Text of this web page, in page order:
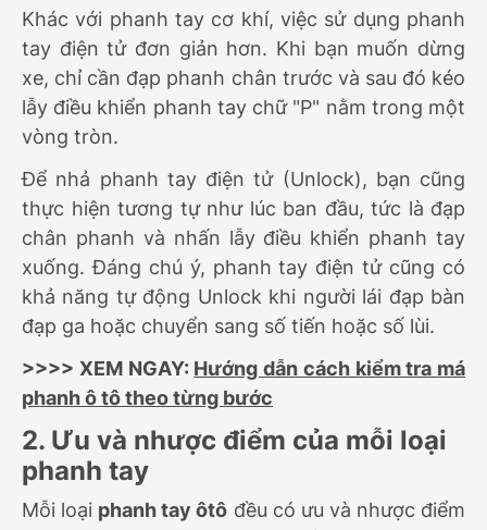
Khác với phanh tay cơ khí, việc sử dụng phanh
tay điện tử đơn giản hơn. Khi bạn muốn dừng
xe, chỉ cần đạp phanh chân trước và sau đó kéo
lẫy điều khiển phanh tay chữ "P" nằm trong một
vòng tròn.
Để nhả phanh tay điện tử (Unlock), bạn cũng
thực hiện tương tự như lúc ban đầu, tức là đạp
chân phanh và nhấn lẫy điều khiển phanh tay
xuống. Đáng chú ý, phanh tay điện tử cũng có
khả năng tự động Unlock khi người lái đạp bàn
đạp ga hoặc chuyển sang số tiến hoặc số lùi.
>>>> XEM NGAY: Hướng dẫn cách kiểm tra má
phanh ô tô theo từng bước
2. Ưu và nhược điểm của mỗi loại
phanh tay
Mỗi loại phanh tay ôtô đều có ưu và nhược điểm